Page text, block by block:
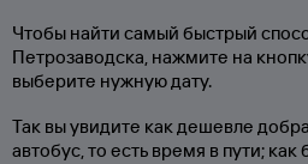
Чтобы найти самый быстрый
Петрозаводска, нажмите на
выберите нужную дату.
Так вы увидите как дешевле
автобус, то есть время в пути;